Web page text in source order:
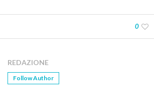
0
REDAZIONE
Follow Author